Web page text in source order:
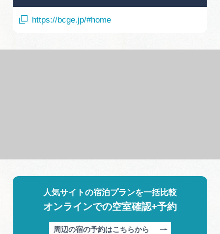
https://bcge.jp/#home
人気サイトの宿泊プランを一括比較
オンラインでの空室確認+予約
周辺の宿の予約はこちらから